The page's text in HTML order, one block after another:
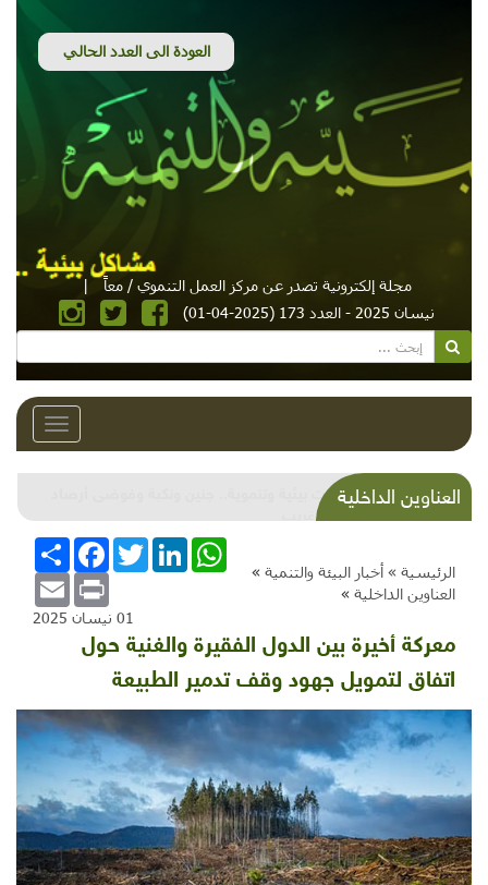
مجلة إلكترونية تصدر عن مركز العمل التنموي / معاً
|
نيسان 2025 - العدد 173 (2025-04-01)
Toggle
العناوين الداخليةشذرات بيئية وتنموية.. جنين ونكبة وفوضى أرصاد
وشتاء غريب
الرئيسية » أخبار البيئة والتنمية »
العناوين الداخلية »
انشر
FacebookTwitterLinkedInWhatsApp
Email Print
01 نيسان 2025
معركة أخيرة بين الدول الفقيرة والغنية حول
اتفاق لتمويل جهود وقف تدمير الطبيعة